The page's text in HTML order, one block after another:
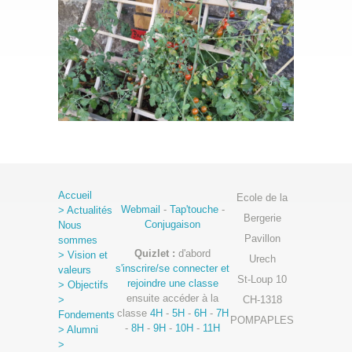
Partenaires
Nos classes»
Nos points forts
Spectacles et camps
Travaux de nos élèves
Inscription
Emploi
Contact
Accueil
> Actualités
Nous
sommes
> Vision et
valeurs
> Objectifs
>
Fondements
> Alumni
>
Webmail - Tap'touche-
Conjugaison
Quizlet : d'abord
s'inscrire/se connecter et
rejoindre une classe
ensuite accéder à la
classe 4H- 5H- 6H- 7H
- 8H - 9H - 10H - 11H
Ecole de la
Bergerie
Pavillon
Urech
St-Loup 10
CH-1318
POMPAPLES